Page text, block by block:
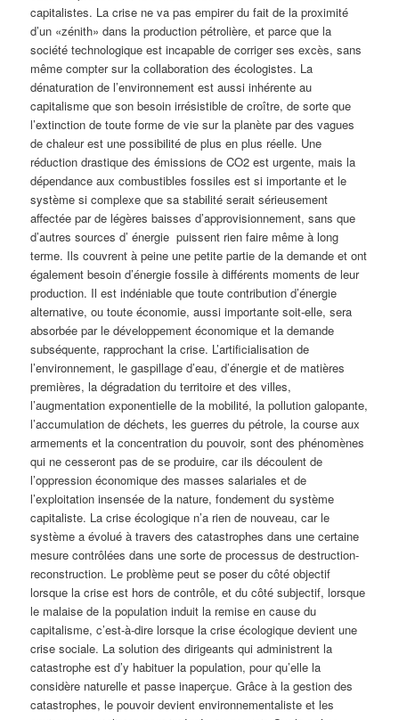
capitalistes. La crise ne va pas empirer du fait de la proximité
d’un «zénith» dans la production pétrolière, et parce que la
société technologique est incapable de corriger ses excès, sans
même compter sur la collaboration des écologistes. La
dénaturation de l’environnement est aussi inhérente au
capitalisme que son besoin irrésistible de croître, de sorte que
l’extinction de toute forme de vie sur la planète par des vagues
de chaleur est une possibilité de plus en plus réelle. Une
réduction drastique des émissions de CO2 est urgente, mais la
dépendance aux combustibles fossiles est si importante et le
système si complexe que sa stabilité serait sérieusement
affectée par de légères baisses d’approvisionnement, sans que
d’autres sources d’ énergie puissent rien faire même à long
terme. Ils couvrent à peine une petite partie de la demande et ont
également besoin d’énergie fossile à différents moments de leur
production. Il est indéniable que toute contribution d’énergie
alternative, ou toute économie, aussi importante soit-elle, sera
absorbée par le développement économique et la demande
subséquente, rapprochant la crise. L’artificialisation de
l’environnement, le gaspillage d’eau, d’énergie et de matières
premières, la dégradation du territoire et des villes,
l’augmentation exponentielle de la mobilité, la pollution galopante,
l’accumulation de déchets, les guerres du pétrole, la course aux
armements et la concentration du pouvoir, sont des phénomènes
qui ne cesseront pas de se produire, car ils découlent de
l’oppression économique des masses salariales et de
l’exploitation insensée de la nature, fondement du système
capitaliste. La crise écologique n’a rien de nouveau, car le
système a évolué à travers des catastrophes dans une certaine
mesure contrôlées dans une sorte de processus de destruction-
reconstruction. Le problème peut se poser du côté objectif
lorsque la crise est hors de contrôle, et du côté subjectif, lorsque
le malaise de la population induit la remise en cause du
capitalisme, c’est-à-dire lorsque la crise écologique devient une
crise sociale. La solution des dirigeants qui administrent la
catastrophe est d’y habituer la population, pour qu’elle la
considère naturelle et passe inaperçue. Grâce à la gestion des
catastrophes, le pouvoir devient environnementaliste et les